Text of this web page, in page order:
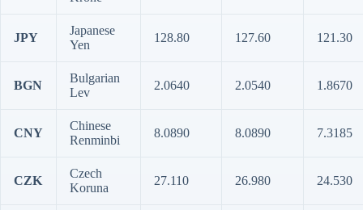
JPY
Japanese
Yen
128.80 127.60 121.30
BGN
Bulgarian
Lev
2.0640 2.0540 1.8670
CNY
Chinese
Renminbi
8.0890 8.0890 7.3185
CZK
Czech
Koruna
27.110 26.980 24.530